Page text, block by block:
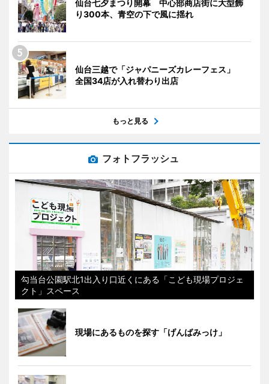
仙台七夕まつり開幕 中心部商店街に大型飾
り300本、青空の下で風に揺れ
仙台三越で「ジャパニーズカレーフェス」
全国34店が入れ替わり出店
もっと見る
フォトフラッシュ
勾当台公園駅北1出入り口近くにある「こども現場プロジェ
クト」スペース
現場にあるものを探す「げんばみっけ」